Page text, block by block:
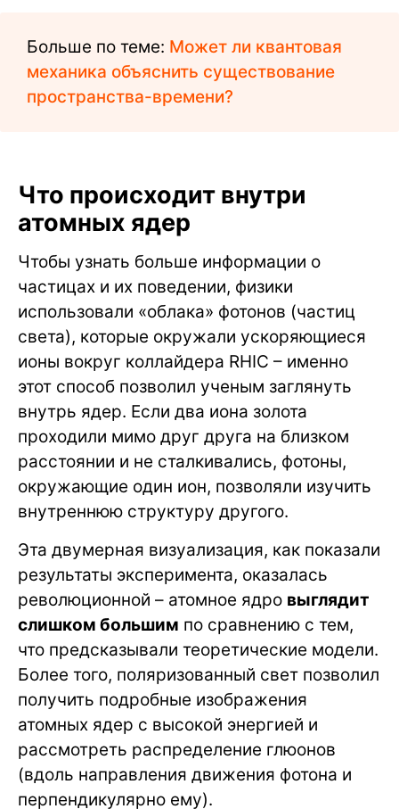
Больше по теме: Может ли квантовая
механика объяснить существование
пространства-времени?
Что происходит внутри
атомных ядер
Чтобы узнать больше информации о
частицах и их поведении, физики
использовали «облака» фотонов (частиц
света), которые окружали ускоряющиеся
ионы вокруг коллайдера RHIC – именно
этот способ позволил ученым заглянуть
внутрь ядер. Если два иона золота
проходили мимо друг друга на близком
расстоянии и не сталкивались, фотоны,
окружающие один ион, позволяли изучить
внутреннюю структуру другого.
Эта двумерная визуализация, как показали
результаты эксперимента, оказалась
революционной – атомное ядро выглядит
слишком большим по сравнению с тем,
что предсказывали теоретические модели.
Более того, поляризованный свет позволил
получить подробные изображения
атомных ядер с высокой энергией и
рассмотреть распределение глюонов
(вдоль направления движения фотона и
перпендикулярно ему).